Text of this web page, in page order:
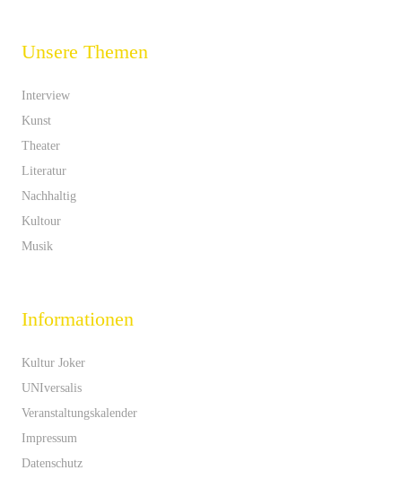
Unsere Themen
Interview
Kunst
Theater
Literatur
Nachhaltig
Kultour
Musik
Informationen
Kultur Joker
UNIversalis
Veranstaltungskalender
Impressum
Datenschutz